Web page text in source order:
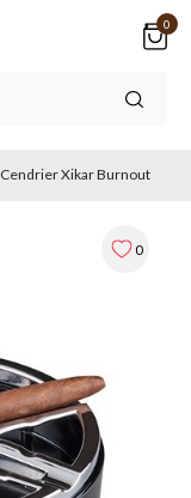
0
Cendrier Xikar Burnout
0